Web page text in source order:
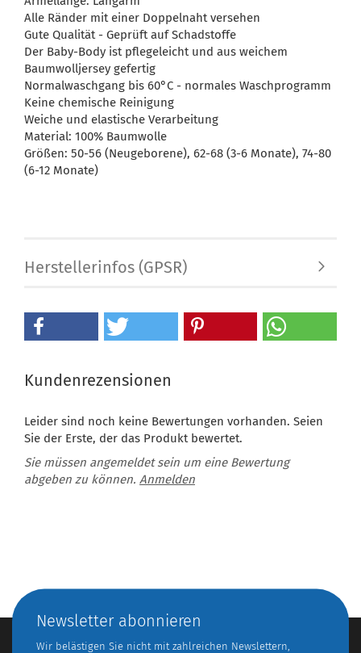
Alle Ränder mit einer Doppelnaht versehen
Gute Qualität - Geprüft auf Schadstoffe
Der Baby-Body ist pflegeleicht und aus weichem
Baumwolljersey gefertig
Normalwaschgang bis 60°C - normales Waschprogramm
Keine chemische Reinigung
Weiche und elastische Verarbeitung
Material: 100% Baumwolle
Größen: 50-56 (Neugeborene), 62-68 (3-6 Monate), 74-80
(6-12 Monate)
Herstellerinfos (GPSR)
Kundenrezensionen
Leider sind noch keine Bewertungen vorhanden. Seien
Sie der Erste, der das Produkt bewertet.
Sie müssen angemeldet sein um eine Bewertung
abgeben zu können. Anmelden
Newsletter abonnieren
Wir belästigen Sie nicht mit zahlreichen Newslettern,